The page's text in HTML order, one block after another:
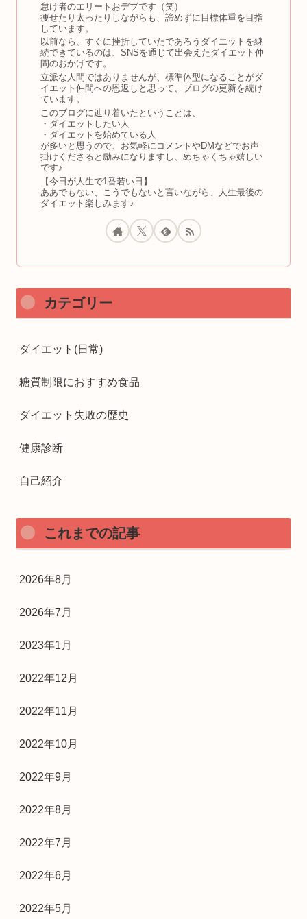
怠け者のエリートおデブです（笑）
痩せたり太ったりしながらも、諦めずに目標体重を目指
しています。
以前なら、すぐに挫折していたであろうダイエットを継
続できているのは、SNSを通じて出会えたダイエット仲
間のおかげです。
立派な人間ではありませんが、標準体型になることがダ
イエット仲間への恩返しと思って、ブログの更新を続け
ています。
このブログに辿り着いたということは、
・ダイエットしたい人
・ダイエットを始めている人
が多いと思うので、お気軽にコメントやDMなどでお声
掛けくださると励みになりますし、めちゃくちゃ嬉しい
です♪
【今日が人生で1番若い日】
ああでもない、こうでもないと言いながら、人生最後の
ダイエット楽しみます♪
カテゴリー
ダイエット(日常)
糖質制限におすすめ食品
ダイエット失敗の歴史
健康診断
自己紹介
これまでの記事
2026年8月
2026年7月
2023年1月
2022年12月
2022年11月
2022年10月
2022年9月
2022年8月
2022年7月
2022年6月
2022年5月